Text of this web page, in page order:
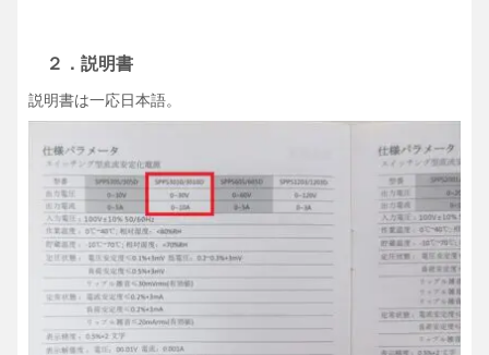
２．説明書
説明書は一応日本語。